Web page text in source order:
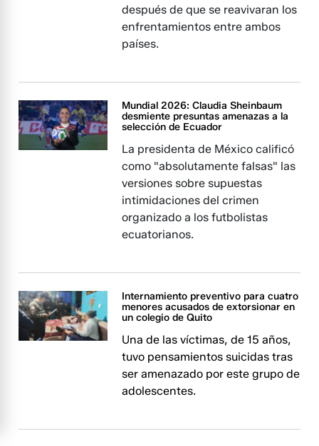
después de que se reavivaran los
enfrentamientos entre ambos
países.
Mundial 2026: Claudia Sheinbaum
desmiente presuntas amenazas a la
selección de Ecuador
La presidenta de México calificó
como "absolutamente falsas" las
versiones sobre supuestas
intimidaciones del crimen
organizado a los futbolistas
ecuatorianos.
Internamiento preventivo para cuatro
menores acusados de extorsionar en
un colegio de Quito
Una de las víctimas, de 15 años,
tuvo pensamientos suicidas tras
ser amenazado por este grupo de
adolescentes.